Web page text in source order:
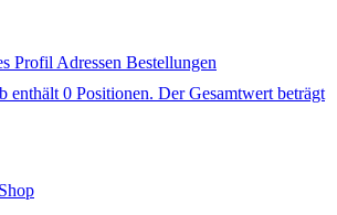
Profil Adressen Bestellungen
enthält 0 Positionen. Der Gesamtwert beträgt